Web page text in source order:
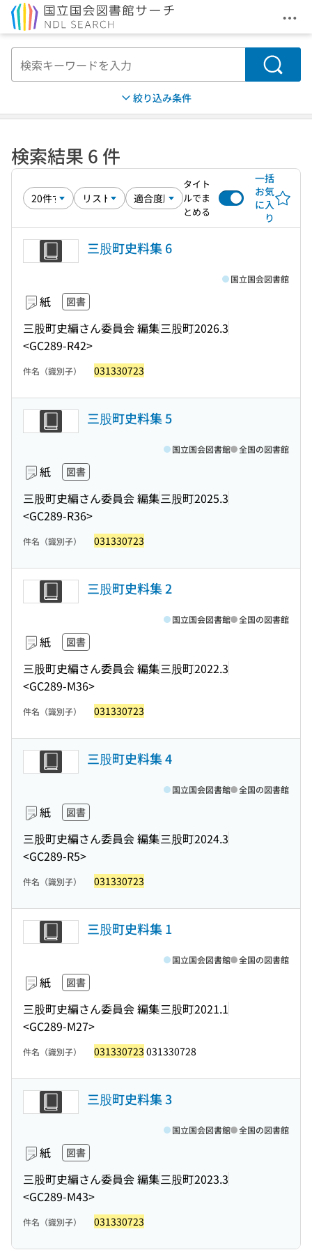
メ
検索
絞り込み条件
検索結果 6 件
タイト
ルでま
とめる
一括
お気
に入
り
三股町史料集 6
紙 図書
三股町史編さん委員会 編集三股町2026.3
<GC289-R42>
国立国会図書館
件名（識別子） 031330723
三股町史料集 5
紙 図書
三股町史編さん委員会 編集三股町2025.3
<GC289-R36>
国立国会図書館 全国の図書館
件名（識別子） 031330723
三股町史料集 2
紙 図書
三股町史編さん委員会 編集三股町2022.3
<GC289-M36>
国立国会図書館 全国の図書館
件名（識別子） 031330723
三股町史料集 4
紙 図書
三股町史編さん委員会 編集三股町2024.3
<GC289-R5>
国立国会図書館 全国の図書館
件名（識別子） 031330723
三股町史料集 1
紙 図書
三股町史編さん委員会 編集三股町2021.1
<GC289-M27>
国立国会図書館 全国の図書館
件名（識別子） 031330723 031330728
三股町史料集 3
紙 図書
三股町史編さん委員会 編集三股町2023.3
<GC289-M43>
国立国会図書館 全国の図書館
件名（識別子） 031330723